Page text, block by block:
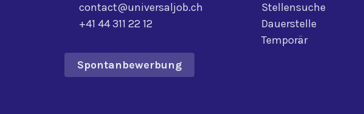
contact@universaljob.ch
+41 44 311 22 12
Spontanbewerbung
Stellensuche
Dauerstelle
Temporär